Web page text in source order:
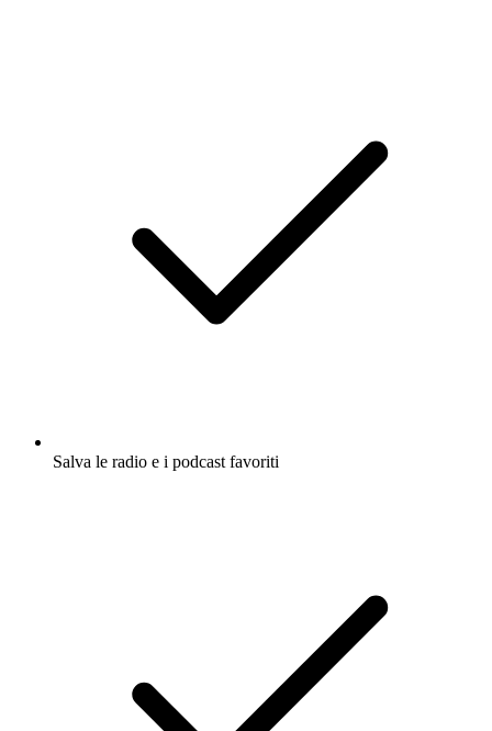
Salva le radio e i podcast favoriti